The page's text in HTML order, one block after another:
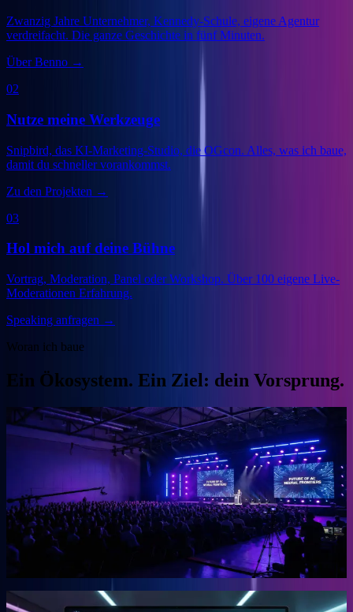
Zwanzig Jahre Unternehmer, Kennedy-Schule, eigene Agentur
verdreifacht. Die ganze Geschichte in fünf Minuten.
Über Benno →
02
Nutze meine Werkzeuge
Snipbird, das KI-Marketing-Studio, die OGcon. Alles, was ich baue,
damit du schneller vorankommst.
Zu den Projekten →
03
Hol mich auf deine Bühne
Vortrag, Moderation, Panel oder Workshop. Über 100 eigene Live-
Moderationen Erfahrung.
Speaking anfragen →
Woran ich baue
Ein Ökosystem. Ein Ziel: dein Vorsprung.
Veranstalter
OGcon
Europas führender KI-Kongress für Unternehmer.
Die OGcon bringt die besten Köpfe zu KI und Marketing auf eine
Bühne. 15.000 Anmeldungen 2024, Gary Vaynerchuk als Gast in
den Jahren 2023 und 2024. Live kostenlos, Aufzeichnungen als
VIP-Ticket.
Gründer